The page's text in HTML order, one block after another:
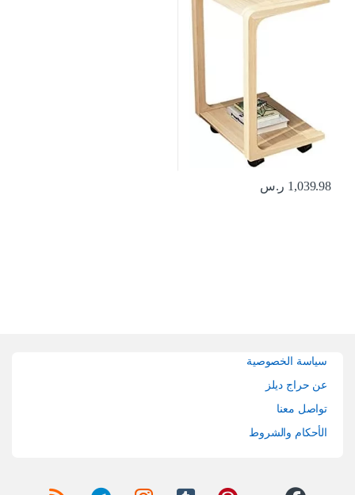
1,039.98 ر.س
سياسة الخصوصية
عن حراج ديلز
تواصل معنا
الأحكام والشروط